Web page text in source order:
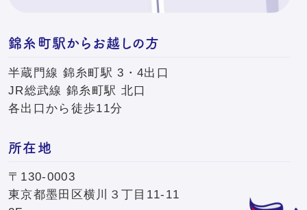
錦糸町駅からお越しの方
半蔵門線 錦糸町駅 3・4出口
JR総武線 錦糸町駅 北口
各出口から徒歩11分
所在地
〒130-0003
東京都墨田区横川３丁目11-11